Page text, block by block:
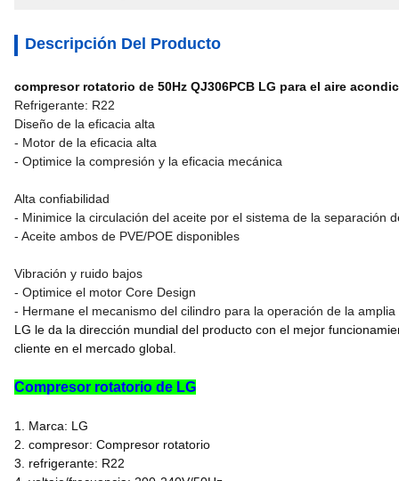
Descripción Del Producto
compresor rotatorio de 50Hz QJ306PCB LG para el aire
Refrigerante: R22
Diseño de la eficacia alta
- Motor de la eficacia alta
- Optimice la compresión y la eficacia mecánica
Alta confiabilidad
- Minimice la circulación del aceite por el sistema de la separación
- Aceite ambos de PVE/POE disponibles
Vibración y ruido bajos
- Optimice el motor Core Design
- Hermane el mecanismo del cilindro para la operación de la amplia
LG le da la dirección mundial del producto con el mejor
cliente en el mercado global.
Compresor rotatorio de LG
1. Marca: LG
2. compresor: Compresor rotatorio
3. refrigerante: R22